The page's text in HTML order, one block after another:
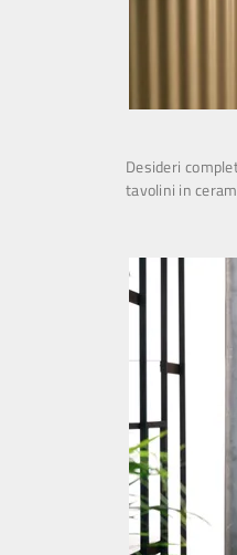
Desideri
tavolini in